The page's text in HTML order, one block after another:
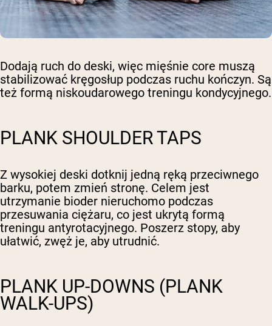
Dodają ruch do deski, więc mięśnie core muszą
stabilizować kręgosłup podczas ruchu kończyn. Są
też formą niskoudarowego treningu kondycyjnego.
PLANK SHOULDER TAPS
Z wysokiej deski dotknij jedną ręką przeciwnego
barku, potem zmień stronę. Celem jest
utrzymanie bioder nieruchomo podczas
przesuwania ciężaru, co jest ukrytą formą
treningu antyrotacyjnego. Poszerz stopy, aby
ułatwić, zwęż je, aby utrudnić.
PLANK UP-DOWNS (PLANK
WALK-UPS)